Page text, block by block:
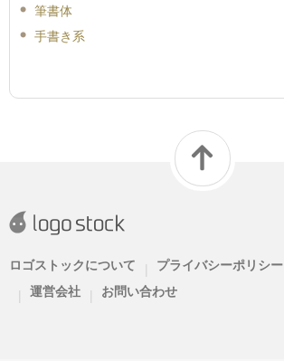
筆書体
手書き系
ロゴストックについて | プライバシーポリシー
| 運営会社 | お問い合わせ